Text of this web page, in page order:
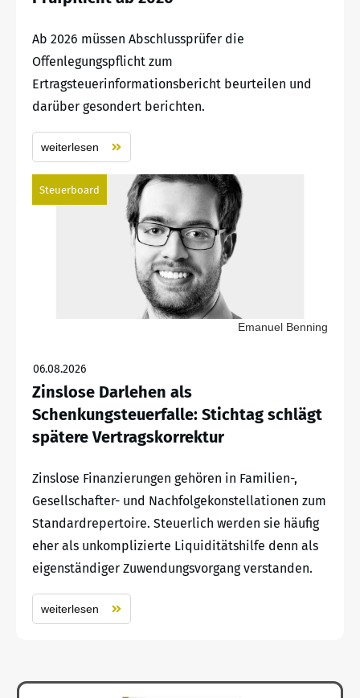
Ab 2026 müssen Abschlussprüfer die
Offenlegungspflicht zum
Ertragsteuerinformationsbericht beurteilen und
darüber gesondert berichten.
weiterlesen
Steuerboard
Emanuel Benning
06.08.2026
Zinslose Darlehen als
Schenkungsteuerfalle: Stichtag schlägt
spätere Vertragskorrektur
Zinslose Finanzierungen gehören in Familien-,
Gesellschafter- und Nachfolgekonstellationen zum
Standardrepertoire. Steuerlich werden sie häufig
eher als unkomplizierte Liquiditätshilfe denn als
eigenständiger Zuwendungsvorgang verstanden.
weiterlesen